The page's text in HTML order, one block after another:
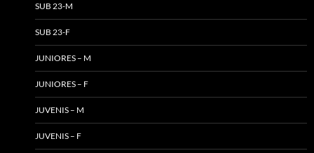
SUB 23-M
SUB 23-F
JUNIORES – M
JUNIORES – F
JUVENIS – M
JUVENIS – F